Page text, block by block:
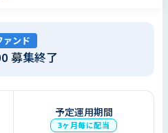
ァンド
募集終了
予定運用期間
3ヶ月毎に配当